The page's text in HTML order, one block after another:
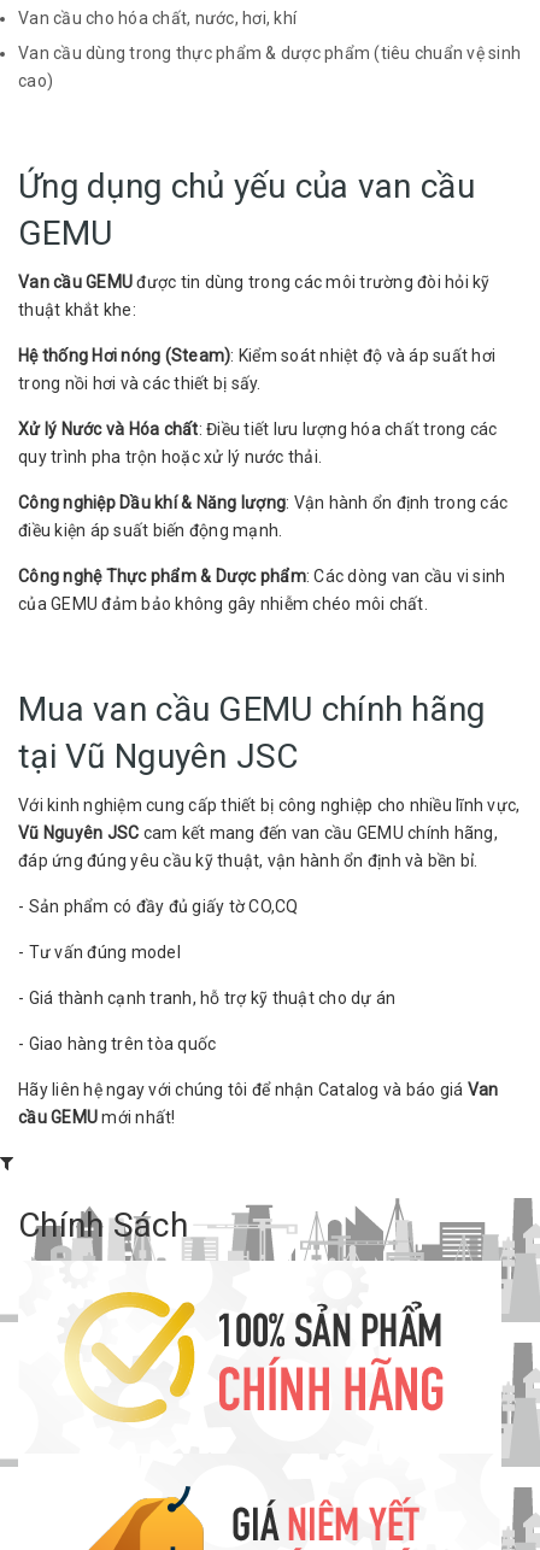
Van cầu cho hóa chất, nước, hơi, khí
Van cầu dùng trong thực phẩm & dược phẩm (tiêu chuẩn vệ sinh
cao)
Ứng dụng chủ yếu của van cầu
GEMU
Van cầu GEMUđược tin dùng trong các môi trường đòi hỏi kỹ
thuật khắt khe:
Hệ thống Hơi nóng (Steam): Kiểm soát nhiệt độ và áp suất hơi
trong nồi hơi và các thiết bị sấy.
Xử lý Nước và Hóa chất: Điều tiết lưu lượng hóa chất trong các
quy trình pha trộn hoặc xử lý nước thải.
Công nghiệp Dầu khí & Năng lượng: Vận hành ổn định trong các
điều kiện áp suất biến động mạnh.
Công nghệ Thực phẩm & Dược phẩm: Các dòng van cầu vi sinh
của GEMU đảm bảo không gây nhiễm chéo môi chất.
Mua van cầu GEMU chính hãng
tại Vũ Nguyên JSC
Với kinh nghiệm cung cấp thiết bị công nghiệp cho nhiều lĩnh vực,
Vũ Nguyên JSC cam kết mang đến van cầu GEMU chính hãng,
đáp ứng đúng yêu cầu kỹ thuật, vận hành ổn định và bền bỉ.
- Sản phẩm có đầy đủ giấy tờ CO,CQ
- Tư vấn đúng model
- Giá thành cạnh tranh, hỗ trợ kỹ thuật cho dự án
- Giao hàng trên tòa quốc
Hãy liên hệ ngay với chúng tôi để nhận Catalog và báo giá Van
cầu GEMUmới nhất!
Chính Sách